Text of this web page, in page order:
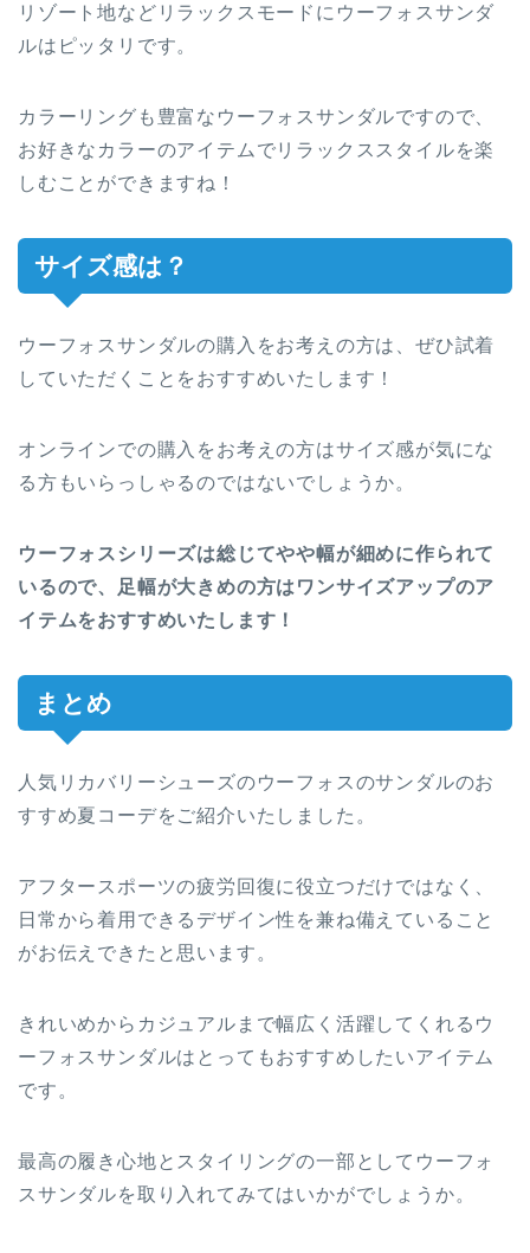
リゾート地などリラックスモードにウーフォスサンダ
ルはピッタリです。
カラーリングも豊富なウーフォスサンダルですので、
お好きなカラーのアイテムでリラックススタイルを楽
しむことができますね！
サイズ感は？
ウーフォスサンダルの購入をお考えの方は、ぜひ試着
していただくことをおすすめいたします！
オンラインでの購入をお考えの方はサイズ感が気にな
る方もいらっしゃるのではないでしょうか。
ウーフォスシリーズは総じてやや幅が細めに作られて
いるので、足幅が大きめの方はワンサイズアップのア
イテムをおすすめいたします！
まとめ
人気リカバリーシューズのウーフォスのサンダルのお
すすめ夏コーデをご紹介いたしました。
アフタースポーツの疲労回復に役立つだけではなく、
日常から着用できるデザイン性を兼ね備えていること
がお伝えできたと思います。
きれいめからカジュアルまで幅広く活躍してくれるウ
ーフォスサンダルはとってもおすすめしたいアイテム
です。
最高の履き心地とスタイリングの一部としてウーフォ
スサンダルを取り入れてみてはいかがでしょうか。